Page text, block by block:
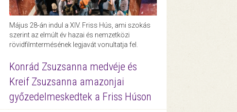
Május 28-án indul a XIV. Friss Hús, ami szokás
szerint az elmúlt év hazai és nemzetközi
rövidfilmtermésének legjavát vonultatja fel.
Konrád Zsuzsanna medvéje és
Kreif Zsuzsanna amazonjai
győzedelmeskedtek a Friss Húson